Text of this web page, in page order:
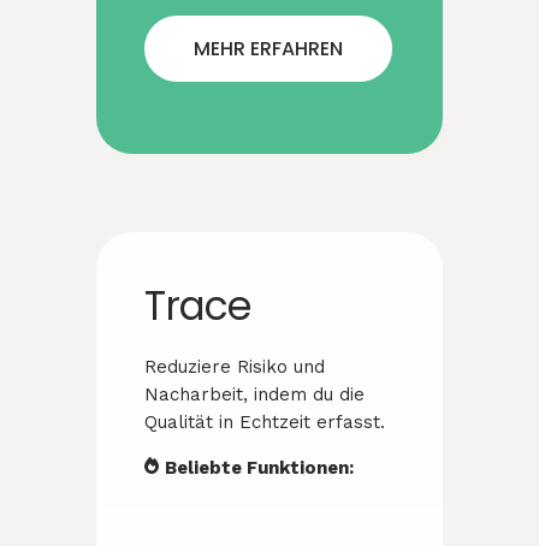
MEHR ERFAHREN
Trace
Reduziere Risiko und
Nacharbeit, indem du die
Qualität in Echtzeit erfasst.
Beliebte Funktionen: